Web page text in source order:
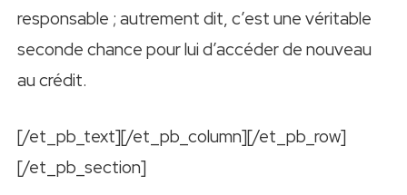
responsable ; autrement dit, c’est une véritable
seconde chance pour lui d’accéder de nouveau
au crédit.
[/et_pb_text][/et_pb_column][/et_pb_row]
[/et_pb_section]